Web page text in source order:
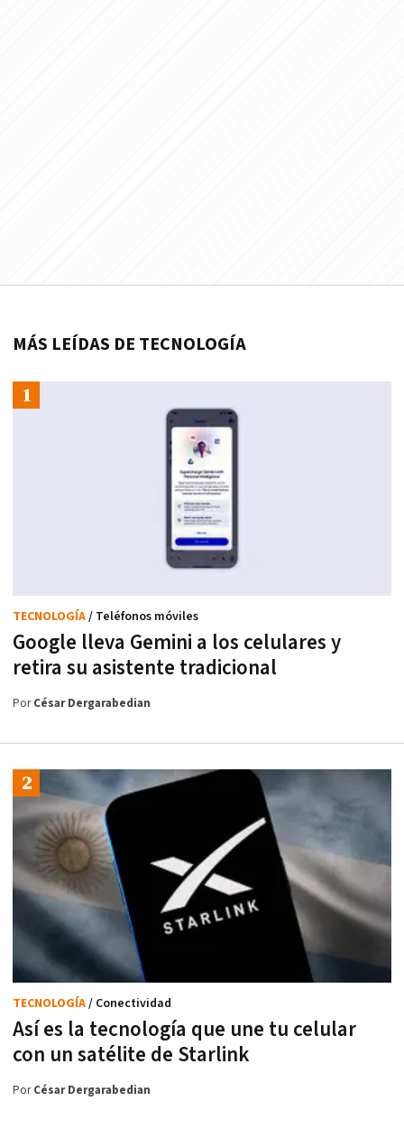
MÁS LEÍDAS DE TECNOLOGÍA
Google lleva Gemini a los celulares y
retira su asistente tradicional
TECNOLOGÍA/ Teléfonos móviles
PorCésar Dergarabedian
Así es la tecnología que une tu celular
con un satélite de Starlink
TECNOLOGÍA/ Conectividad
PorCésar Dergarabedian